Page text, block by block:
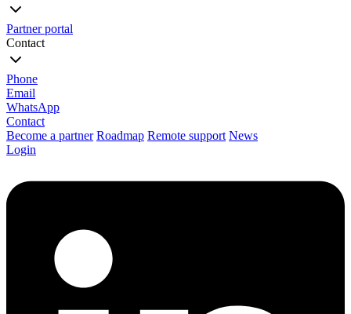
Partner portal
Contact
Phone
Email
WhatsApp
Contact
Become a partner Roadmap Remote support News
Login